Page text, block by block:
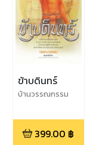
ข้าบดินทร์
บ้านวรรณกรรม
399.00 ฿